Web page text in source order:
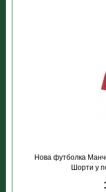
Нова футболка
Шорти у